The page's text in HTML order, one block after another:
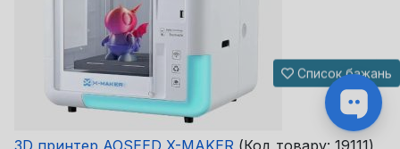
3D принтер AOSEED X-MAKER (Код товару: 19111)
Список бажань